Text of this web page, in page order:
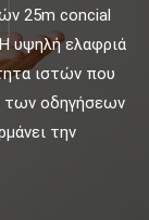
25m concial
υψηλή ελαφριά
ιστών που
των οδηγήσεων
την